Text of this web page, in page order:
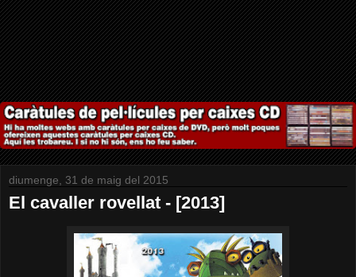
diumenge, 31 de maig del 2015
El cavaller rovellat - [2013]